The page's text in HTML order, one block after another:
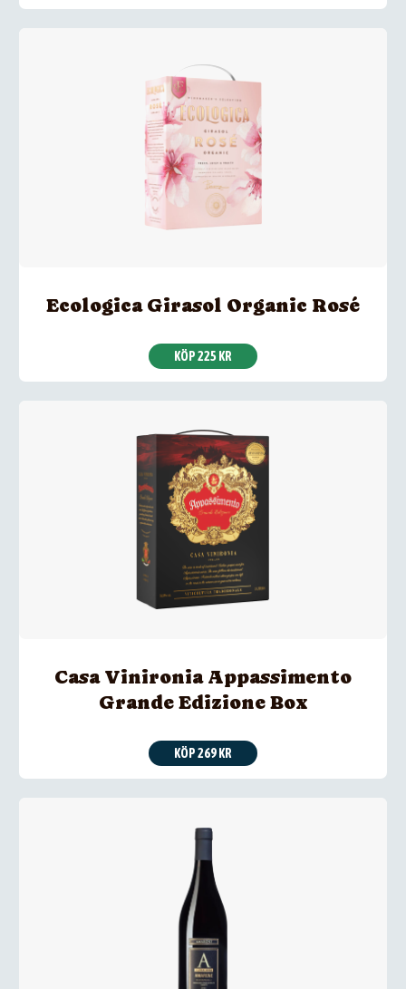
Ecologica Girasol Organic Rosé
KÖP 225 KR
Casa Vinironia Appassimento
Grande Edizione Box
KÖP 269 KR